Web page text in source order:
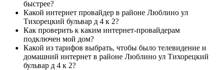
быстрее?
Какой интернет провайдер в районе Люблино ул
Тихорецкий бульвар д 4 к 2?
Как проверить к каким интернет-провайдерам
подключен мой дом?
Какой из тарифов выбрать, чтобы было телевидение и
домашний интернет в районе Люблино ул Тихорецкий
бульвар д 4 к 2?